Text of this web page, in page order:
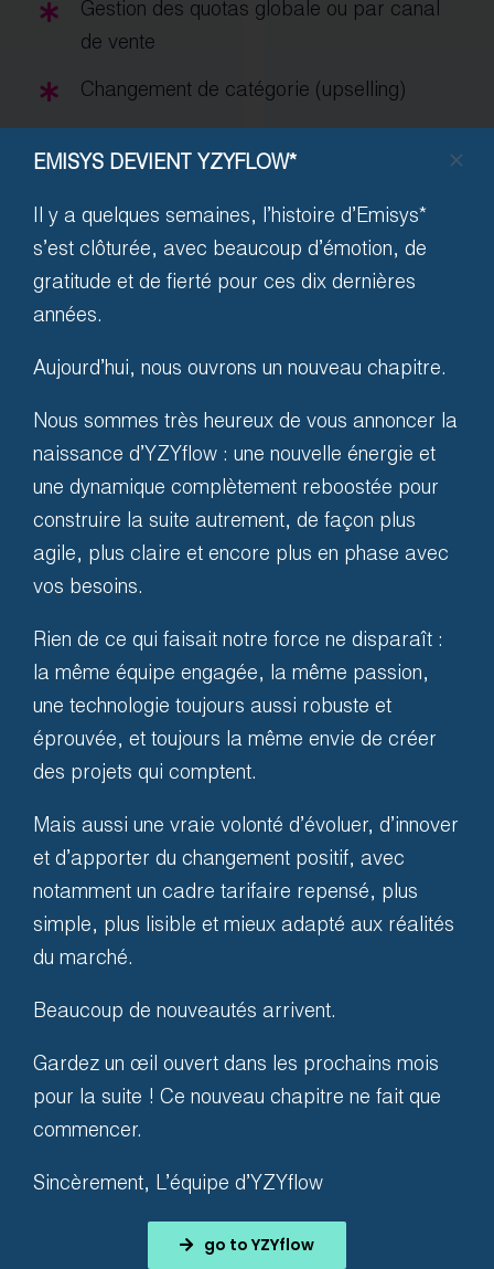
Gestion des quotas globale ou par canal
de vente
Changement de catégorie (upselling)
Apple Pay, Bancontact, Payconiq,
Maestro
Dernières nouvelles
d’Audience*
Du simple concert à
l’événement titanesque
EMISYS DEVIENT YZYFLOW*
Il y a quelques semaines, l’histoire d’Emisys*
s’est clôturée, avec beaucoup d’émotion, de
gratitude et de fierté pour ces dix dernières
années.
Aujourd’hui, nous ouvrons un nouveau chapitre.
Nous sommes très heureux de vous annoncer la
naissance d’YZYflow : une nouvelle énergie et
une dynamique complètement reboostée pour
construire la suite autrement, de façon plus
agile, plus claire et encore plus en phase avec
vos besoins.
Rien de ce qui faisait notre force ne disparaît :
la même équipe engagée, la même passion,
une technologie toujours aussi robuste et
éprouvée, et toujours la même envie de créer
des projets qui comptent.
Mais aussi une vraie volonté d’évoluer, d’innover
et d’apporter du changement positif, avec
notamment un cadre tarifaire repensé, plus
simple, plus lisible et mieux adapté aux réalités
du marché.
Beaucoup de nouveautés arrivent.
Gardez un œil ouvert dans les prochains mois
pour la suite ! Ce nouveau chapitre ne fait que
commencer.
Sincèrement, L’équipe d’YZYflow
go to YZYflow